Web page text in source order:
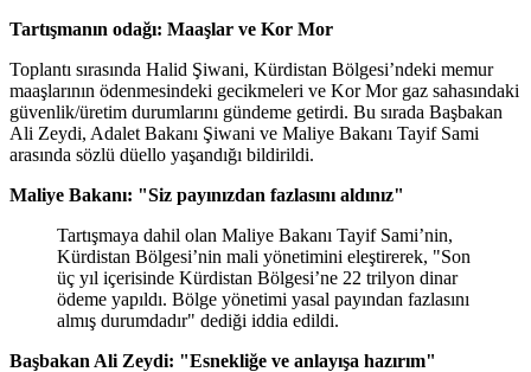
Tartışmanın odağı: Maaşlar ve Kor Mor
Toplantı sırasında Halid Şiwani, Kürdistan Bölgesi’ndeki memur
maaşlarının ödenmesindeki gecikmeleri ve Kor Mor gaz sahasındaki
güvenlik/üretim durumlarını gündeme getirdi. Bu sırada Başbakan
Ali Zeydi, Adalet Bakanı Şiwani ve Maliye Bakanı Tayif Sami
arasında sözlü düello yaşandığı bildirildi.
Maliye Bakanı: "Siz payınızdan fazlasını aldınız"
Tartışmaya dahil olan Maliye Bakanı Tayif Sami’nin,
Kürdistan Bölgesi’nin mali yönetimini eleştirerek, "Son
üç yıl içerisinde Kürdistan Bölgesi’ne 22 trilyon dinar
ödeme yapıldı. Bölge yönetimi yasal payından fazlasını
almış durumdadır" dediği iddia edildi.
Başbakan Ali Zeydi: "Esnekliğe ve anlayışa hazırım"